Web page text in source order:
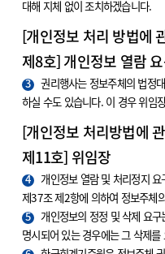
대해 지체 없이 조치하겠습니다.
[개인정보 처리 방법에
제8호] 개인정보 열람 요
3
권리행사는 정보주체의 법정
하실 수도 있습니다. 이 경우 위임
[개인정보 처리방법에
제11호] 위임장
4
개인정보 열람 및 처리정지
제37조 제2항에 의하여 정보주체
5
개인정보의 정정 및 삭제 요
명시되어 있는 경우에는 그 삭제를